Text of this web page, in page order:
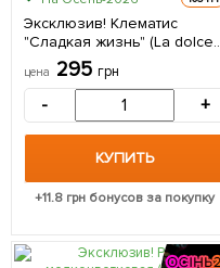
Эксклюзив! Клематис
"Сладкая жизнь" (La dolce
vita) (крупноцветковый
сорт) 1 саженец в упаковке
цена 295 грн
- +
КУПИТЬ
+11.8 грн бонусов за покупку